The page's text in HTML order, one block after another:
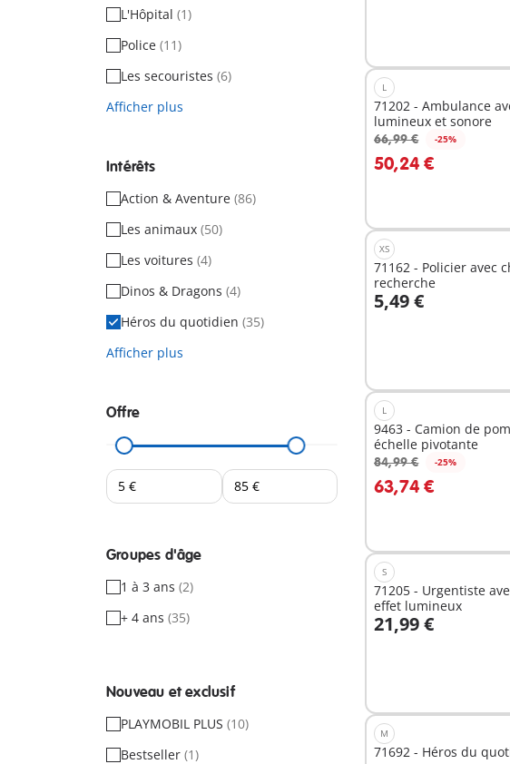
L'Hôpital (1)
Police (11)
Les secouristes (6)
Afficher plus
Intérêts
Action & Aventure (86)
Les animaux (50)
Les voitures (4)
Dinos & Dragons (4)
Héros du quotidien (35)
Afficher plus
Offre
Groupes d'âge
1 à 3 ans (2)
+ 4 ans (35)
Nouveau et exclusif
PLAYMOBIL PLUS (10)
Bestseller (1)
L
71202 - Ambulance
lumineux et sonore
66,99 € -25%
50,24 €
XS
71162 - Policier avec
recherche
5,49 €
Au panier
L
9463 - Camion de
échelle pivotante
84,99 € -25%
63,74 €
S
71205 - Urgentiste
effet lumineux
21,99 €
Au panier
M
71692 - Héros du